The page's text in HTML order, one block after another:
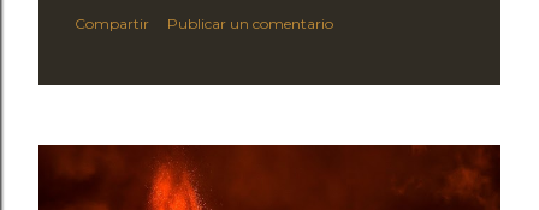
Compartir Publicar un comentario